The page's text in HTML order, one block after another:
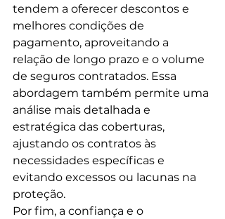
tendem a oferecer descontos e
melhores condições de
pagamento, aproveitando a
relação de longo prazo e o volume
de seguros contratados. Essa
abordagem também permite uma
análise mais detalhada e
estratégica das coberturas,
ajustando os contratos às
necessidades específicas e
evitando excessos ou lacunas na
proteção.
Por fim, a confiança e o